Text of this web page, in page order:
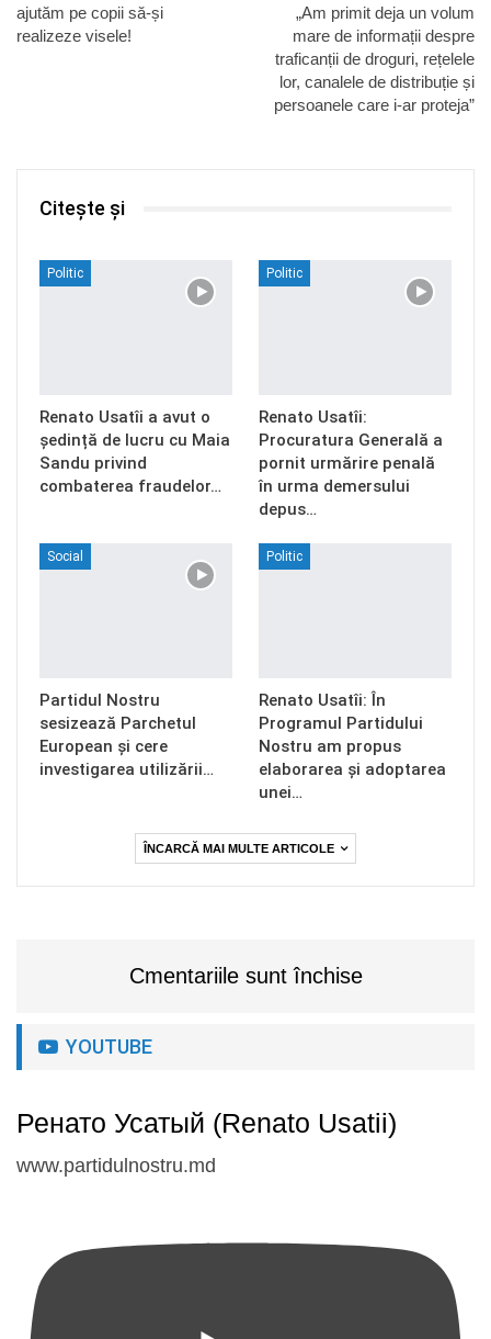
ajutăm pe copii să-și
realizeze visele!
„Am primit deja un volum
mare de informații despre
traficanții de droguri, rețelele
lor, canalele de distribuție și
persoanele care i-ar proteja”
Citește și
Politic
Renato Usatîi a avut o
ședință de lucru cu Maia
Sandu privind
combaterea fraudelor…
Politic
Renato Usatîi:
Procuratura Generală a
pornit urmărire penală
în urma demersului
depus…
Social
Partidul Nostru
sesizează Parchetul
European și cere
investigarea utilizării…
Politic
Renato Usatîi: În
Programul Partidului
Nostru am propus
elaborarea și adoptarea
unei…
ÎNCARCĂ MAI MULTE ARTICOLE
Cmentariile sunt închise
YOUTUBE
Ренато Усатый (Renato Usatii)
www.partidulnostru.md